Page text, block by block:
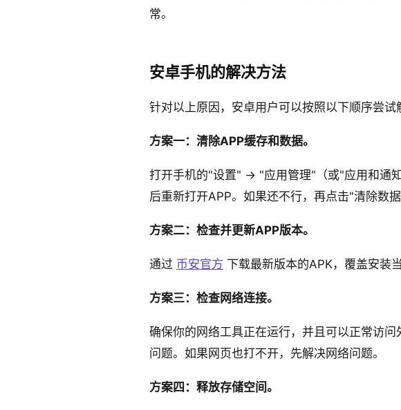
常。
安卓手机的解决方法
针对以上原因，安卓用户可以按照以下顺序尝试
方案一：清除APP缓存和数据。
打开手机的"设置" → "应用管理"（或"应用和
后重新打开APP。如果还不行，再点击"清除数
方案二：检查并更新APP版本。
通过 币安官方 下载最新版本的APK，覆盖安装
方案三：检查网络连接。
确保你的网络工具正在运行，并且可以正常访
问题。如果网页也打不开，先解决网络问题。
方案四：释放存储空间。